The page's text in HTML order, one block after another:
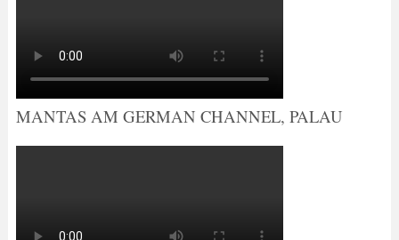
MANTAS AM GERMAN CHANNEL, PALAU